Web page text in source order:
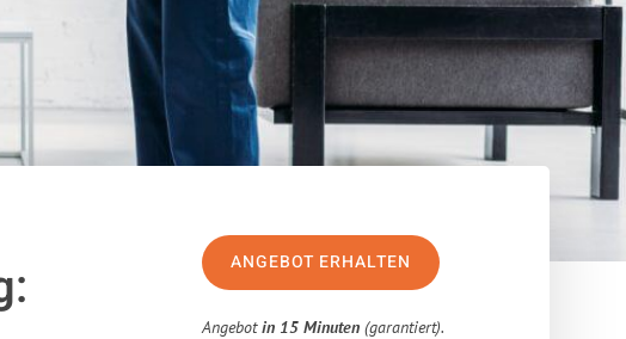
ANGEBOT ERHALTEN
Angebotin 15 Minuten (garantiert).